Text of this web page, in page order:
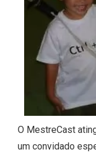
O MestreCast
um convidado